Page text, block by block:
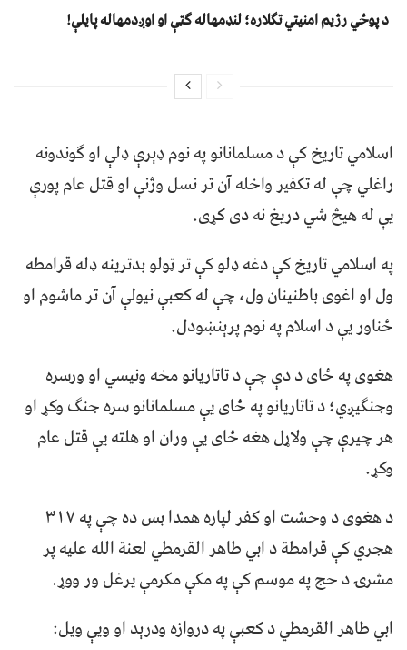
د پوځي رژیم امنیتي تګلاره؛ لنډمهاله ګټې او اوږدمهاله پایلې!
اسلامي تاريخ کې د مسلمانانو په نوم ډېرې ډلې او ګوندونه
راغلي چې له تکفير واخله آن تر نسل وژنې او قتل عام پورې
یې له هيڅ شي دريغ نه دی کړی.
په اسلامي تاريخ کې دغه ډلو کې تر ټولو بدترينه ډله قرامطه
ول او اغوی باطنينان ول، چې له کعبې نيولې آن تر ماشوم او
ځناور يې د اسلام په نوم پرېنښودل.
هغوی په ځای د دې چې د تاتاریانو مخه ونيسي او ورسره
وجنګيږي؛ د تاتاريانو په ځای یې مسلمانانو سره جنګ وکړ او
هر چيرې چې ولاړل هغه ځای يې وران او هلته يې قتل عام
وکړ.
د هغوی د وحشت او کفر لپاره همدا بس ده چې په ۳۱۷
هجري کې قرامطة د ابي طاهر القرمطي لعنة الله عليه پر
مشرۍ د حج په موسم کې په مکې مکرمې يرغل ور ووړ.
ابي طاهر القرمطي د کعبې په دروازه ودرېد او ويې ويل: